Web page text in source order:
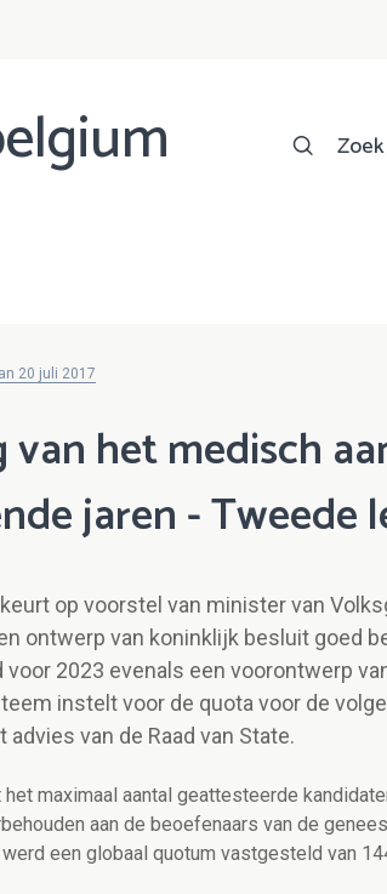
20 juli 2017
van het medisch
jaren - Tweede
op voorstel van minister van
ontwerp van koninklijk besluit goed
voor 2023 evenals een voorontwerp
instelt voor de quota voor de
advies van de Raad van State.
maximaal aantal geattesteerde
aan de beoefenaars van de
een globaal quotum vastgesteld van